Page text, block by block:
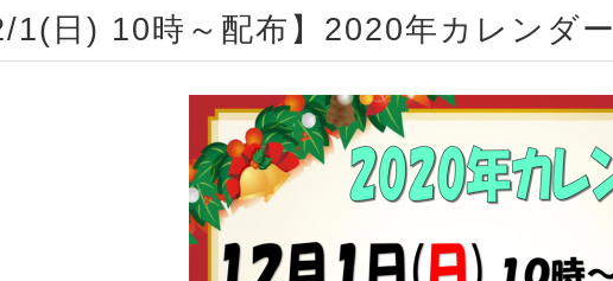
1(日) 10時～配布】2020年カレンダー